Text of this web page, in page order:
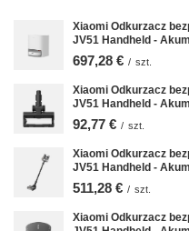
Xiaomi Odkurzacz
JV51 Handheld -
697,28 € / szt.
Xiaomi Odkurzacz
JV51 Handheld -
92,77 € / szt.
Xiaomi Odkurzacz
JV51 Handheld -
511,28 € / szt.
Xiaomi Odkurzacz